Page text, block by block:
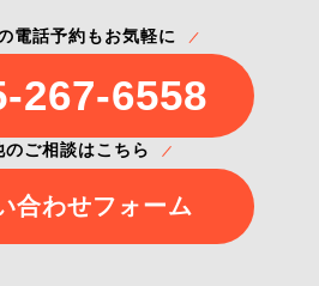
電話予約もお気軽に
267-6558
のご相談はこちら
合わせフォーム